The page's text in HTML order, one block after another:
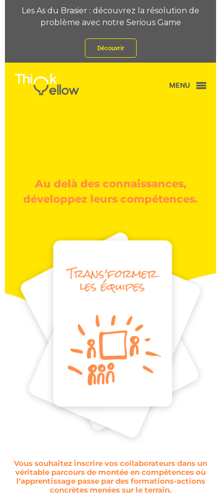
Les As du Brasier : découvrez la résolution de
problème avec notre Serious Game
Découvrir
MENU
Au delà des connaissances,
développez leurs compétences.
Vous souhaitez inscrire vos collaborateurs dans un
véritable parcours de montée en compétences où
l’apprentissage passe par des formations-actions
concrètes menées sur le terrain.